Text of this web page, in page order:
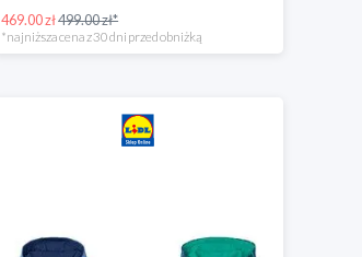
469.00 zł499.00 zł*
*najniższa cena z 30 dni przed obniżką